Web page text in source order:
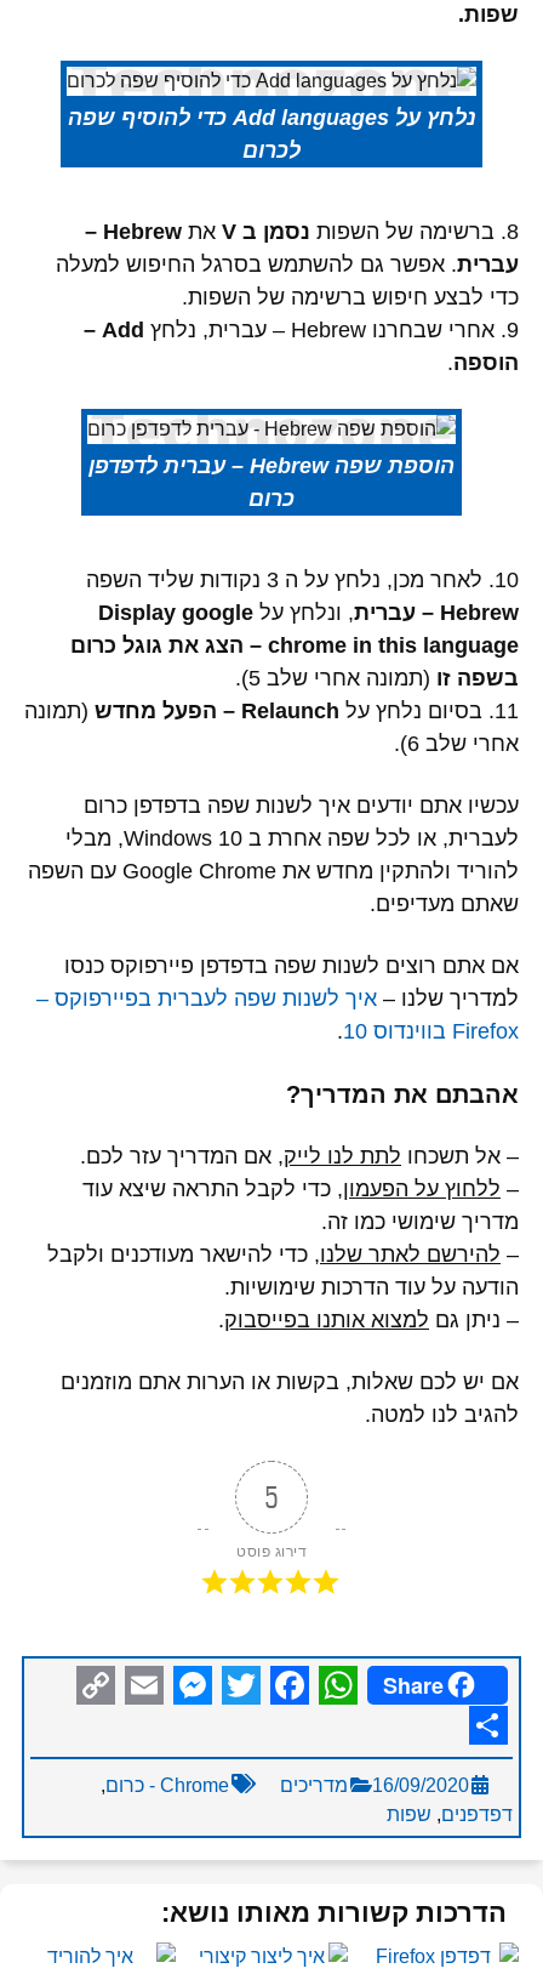
שפות.
נלחץ על Add languages כדי להוסיף שפה
לכרום
8. ברשימה של השפות נסמן ב V את
Hebrew –
עברית. אפשר גם להשתמש בסרגל החיפוש למעלה
כדי לבצע חיפוש ברשימה של השפות.
9. אחרי שבחרנו Hebrew – עברית, נלחץ
Add –
הוספה.
הוספת שפה Hebrew – עברית לדפדפן
כרום
10. לאחר מכן, נלחץ על ה 3 נקודות שליד השפה
Hebrew – עברית
, ונלחץ על Display google
chrome in this language – הצג את גוגל כרום
בשפה זו (תמונה אחרי שלב 5).
11. בסיום נלחץ על
Relaunch – הפעל מחדש
(תמונה
אחרי שלב 6).
עכשיו אתם יודעים איך לשנות שפה בדפדפן כרום
לעברית, או לכל שפה אחרת ב Windows 10, מבלי
להוריד ולהתקין מחדש את Google Chrome עם השפה
שאתם מעדיפים.
אם אתם רוצים לשנות שפה בדפדפן פיירפוקס כנסו
למדריך שלנו – איך לשנות שפה לעברית בפיירפוקס –
Firefox בווינדוס 10
.
אהבתם את המדריך?
– אל תשכחו לתת לנו לייק, אם המדריך עזר לכם.
– ללחוץ על הפעמון, כדי לקבל התראה שיצא עוד
מדריך שימושי כמו זה.
– להירשם לאתר שלנו, כדי להישאר מעודכנים ולקבל
הודעה על עוד הדרכות שימושיות.
– ניתן גם למצוא אותנו בפייסבוק.
אם יש לכם שאלות, בקשות או הערות אתם מוזמנים
להגיב לנו למטה.
5
דירוג פוסט
Share
Link
Share
16/09/2020 מדריכים Chrome - כרום
,
דפדפנים, שפות
הדרכות קשורות מאותו נושא: